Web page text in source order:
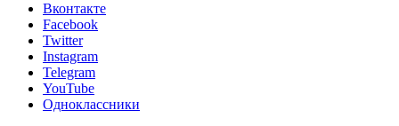
Вконтакте
Facebook
Twitter
Instagram
Telegram
YouTube
Одноклассники